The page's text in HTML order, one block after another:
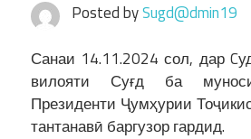
Posted bySugd@dmin19
Санаи 14.11.2024 сол, дар
вилояти Суғд ба
Президенти Ҷумҳурии
тантанавӣ баргузор гардид.